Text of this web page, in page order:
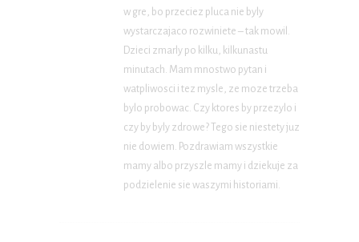
w gre, bo przeciez pluca nie byly
wystarczajaco rozwiniete – tak mowil.
Dzieci zmarly po kilku, kilkunastu
minutach. Mam mnostwo pytan i
watpliwosci i tez mysle, ze moze trzeba
bylo probowac. Czy ktores by przezylo i
czy by byly zdrowe? Tego sie niestety juz
nie dowiem. Pozdrawiam wszystkie
mamy albo przyszle mamy i dziekuje za
podzielenie sie waszymi historiami.